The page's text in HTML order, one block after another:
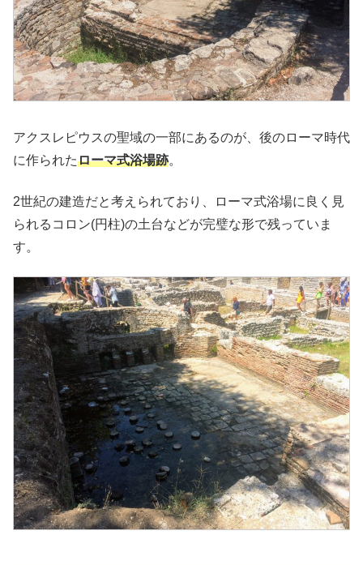
アクスレピウスの聖域の一部にあるのが、後のローマ時代
に作られたローマ式浴場跡。
2世紀の建造だと考えられており、ローマ式浴場に良く見
られるコロン(円柱)の土台などが完璧な形で残っていま
す。